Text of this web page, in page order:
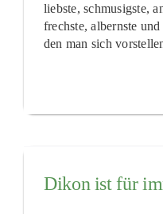
liebste, schmusigste,
frechste, albernste
den man sich
Dikon ist für